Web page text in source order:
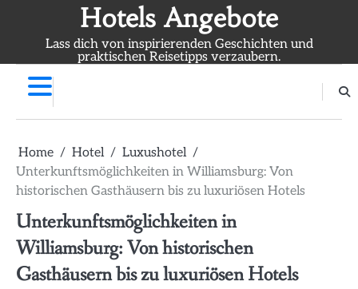
Hotels Angebote
Lass dich von inspirierenden Geschichten und
praktischen Reisetipps verzaubern.
Home Hotel
Luxushotel
Unterkunftsmöglichkeiten in Williamsburg: Von
historischen Gasthäusern bis zu luxuriösen Hotels
Unterkunftsmöglichkeiten in
Williamsburg: Von historischen
Gasthäusern bis zu luxuriösen Hotels